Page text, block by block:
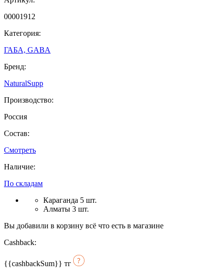
00001912
Категория:
ГАБА, GABA
Бренд:
NaturalSupp
Производство:
Россия
Состав:
Смотреть
Наличие:
По складам
Караганда 5 шт.
Алматы 3 шт.
Вы добавили в корзину всё что есть в магазине
Cashback:
{{cashbackSum}} тг